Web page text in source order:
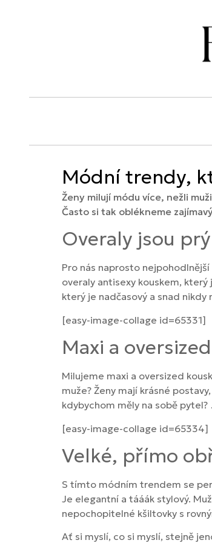
Módní trendy,
Ženy milují módu více, nežli
Často si tak oblékneme
Overaly jsou
Pro nás naprosto
overaly antisexy kouskem,
který je nadčasový a snad nikdy
[easy-image-collage id=65331]
Maxi a oversized
Milujeme maxi a oversized
muže? Ženy mají krásné
kdybychom měly na sobě
[easy-image-collage id=65334]
Velké, přímo
S tímto módním trendem se
Je elegantní a tááák stylový.
nepochopitelné kšiltovky s
Ať si myslí, co si myslí, stejně